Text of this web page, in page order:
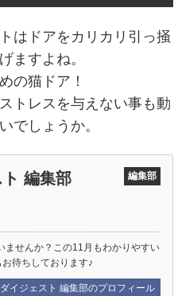
はドアをカリカリ引っ掻
ますよね。
の猫ドア！
トレスを与えない事も動
でしょうか。
編集部 編集部
せんか？この11月もわかりやすい
待ちしております♪
イジェスト 編集部のプロフィール